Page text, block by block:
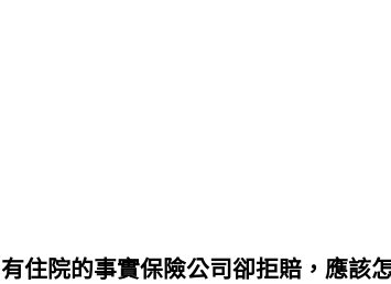
有住院的事實保險公司卻拒賠，應該